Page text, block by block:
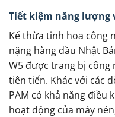
Tiết kiệm năng lượng
Kế thừa tinh hoa công
nặng hàng đầu Nhật
W5 được trang bị công
tiên tiến. Khác với các
PAM có khả năng điều
hoạt động của máy